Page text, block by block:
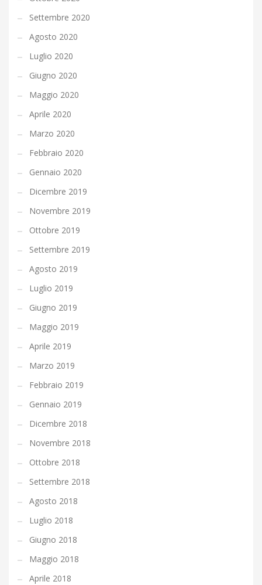
Settembre 2020
Agosto 2020
Luglio 2020
Giugno 2020
Maggio 2020
Aprile 2020
Marzo 2020
Febbraio 2020
Gennaio 2020
Dicembre 2019
Novembre 2019
Ottobre 2019
Settembre 2019
Agosto 2019
Luglio 2019
Giugno 2019
Maggio 2019
Aprile 2019
Marzo 2019
Febbraio 2019
Gennaio 2019
Dicembre 2018
Novembre 2018
Ottobre 2018
Settembre 2018
Agosto 2018
Luglio 2018
Giugno 2018
Maggio 2018
Aprile 2018